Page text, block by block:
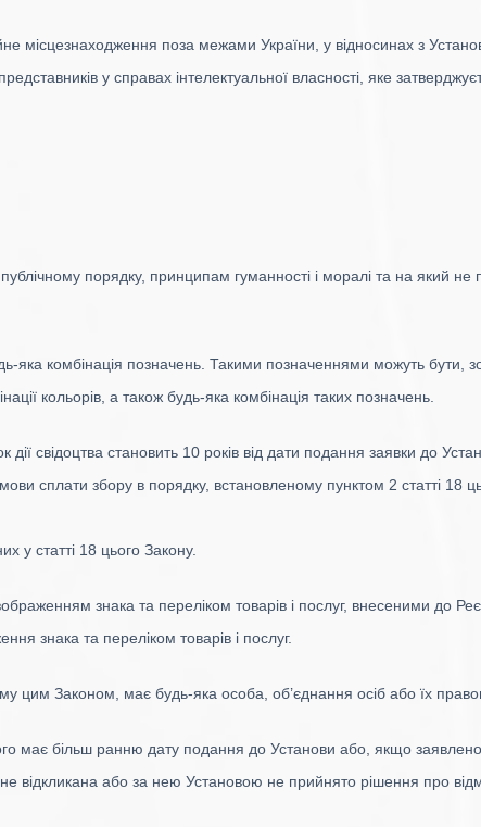
місцезнаходження поза межами України, у відносинах з
у справах інтелектуальної власності, яке
порядку, принципам гуманності і моралі та на який
яка комбінація позначень. Такими позначеннями можуть бути,
кольорів, а також будь-яка комбінація таких позначень.
дії свідоцтва становить 10 років від дати подання заявки до
сплати збору в порядку, встановленому пунктом 2 статті 18
у статті 18 цього Закону.
знака та переліком товарів і послуг, внесеними до
знака та переліком товарів і послуг.
цим Законом, має будь-яка особа, об’єднання осіб або їх
має більш ранню дату подання до Установи або, якщо заявлено
відкликана або за нею Установою не прийнято рішення про